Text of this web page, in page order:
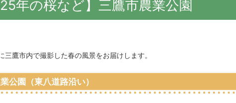
年の桜など】三鷹市農業公園
三鷹市内で撮影した春の風景をお届けします。
公園（東八道路沿い）